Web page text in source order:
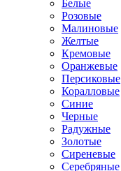
Белые
Розовые
Малиновые
Желтые
Кремовые
Оранжевые
Персиковые
Коралловые
Синие
Черные
Радужные
Золотые
Сиреневые
Серебряные